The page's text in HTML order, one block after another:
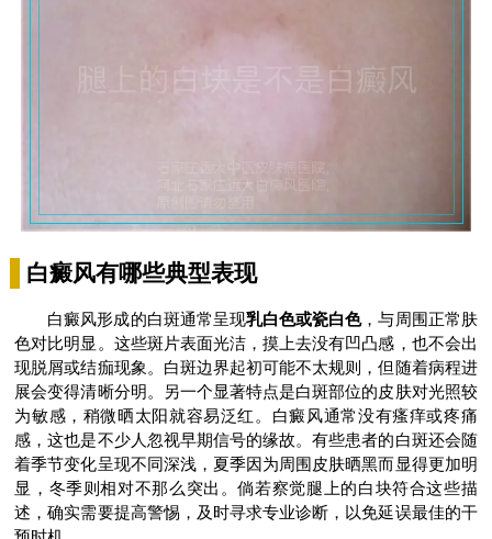
白癜风有哪些典型表现
白癜风形成的白斑通常呈现乳白色或瓷白色，与周围正常肤
色对比明显。这些斑片表面光洁，摸上去没有凹凸感，也不会出
现脱屑或结痂现象。白斑边界起初可能不太规则，但随着病程进
展会变得清晰分明。另一个显著特点是白斑部位的皮肤对光照较
为敏感，稍微晒太阳就容易泛红。白癜风通常没有瘙痒或疼痛
感，这也是不少人忽视早期信号的缘故。有些患者的白斑还会随
着季节变化呈现不同深浅，夏季因为周围皮肤晒黑而显得更加明
显，冬季则相对不那么突出。倘若察觉腿上的白块符合这些描
述，确实需要提高警惕，及时寻求专业诊断，以免延误最佳的干